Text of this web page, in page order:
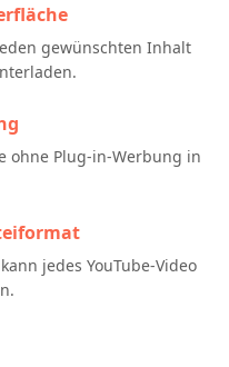
gewünschten Inhalt
ohne Plug-in-Werbung in
jedes YouTube-Video